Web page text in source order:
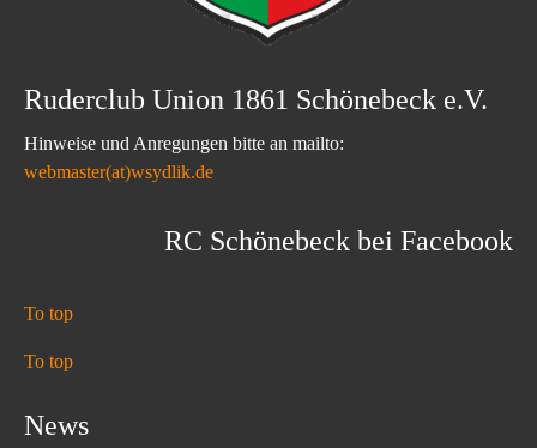
Ruderclub Union 1861 Schönebeck e.V.
Hinweise und Anregungen bitte an mailto:
webmaster(at)wsydlik.de
RC Schönebeck bei Facebook
To top
To top
News